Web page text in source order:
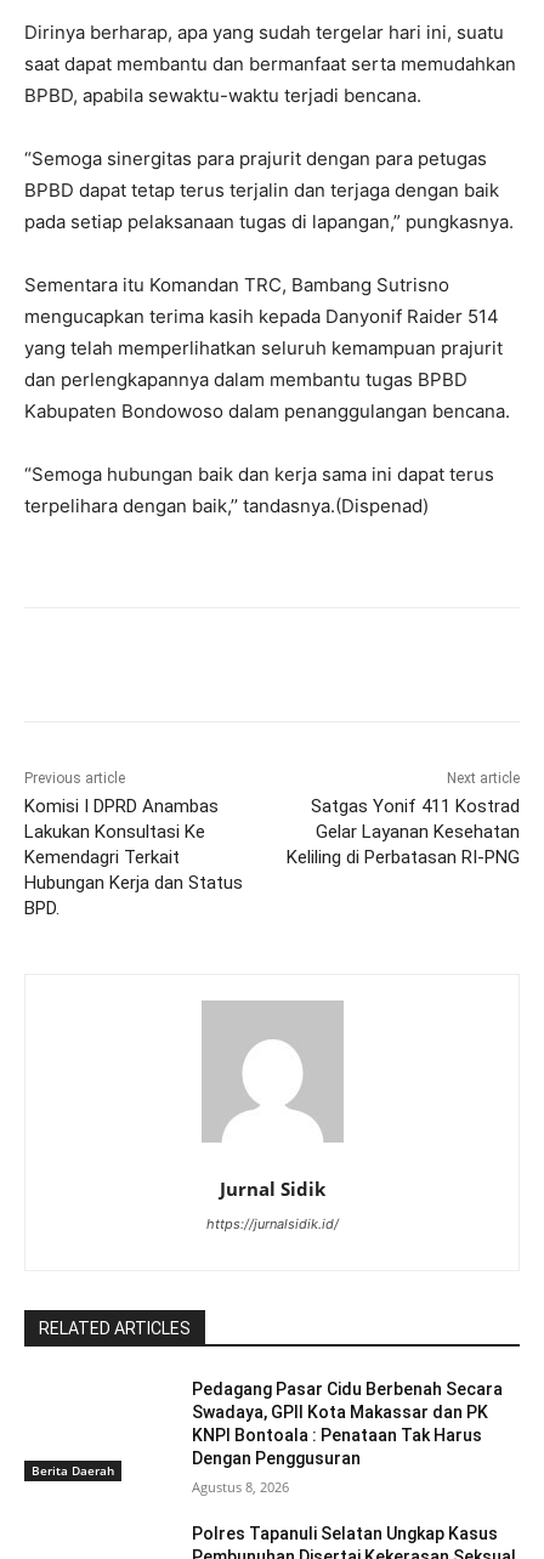
Dirinya berharap, apa yang sudah tergelar hari ini, suatu
saat dapat membantu dan bermanfaat serta memudahkan
BPBD, apabila sewaktu-waktu terjadi bencana.
“Semoga sinergitas para prajurit dengan para petugas
BPBD dapat tetap terus terjalin dan terjaga dengan baik
pada setiap pelaksanaan tugas di lapangan,” pungkasnya.
Sementara itu Komandan TRC, Bambang Sutrisno
mengucapkan terima kasih kepada Danyonif Raider 514
yang telah memperlihatkan seluruh kemampuan prajurit
dan perlengkapannya dalam membantu tugas BPBD
Kabupaten Bondowoso dalam penanggulangan bencana.
“Semoga hubungan baik dan kerja sama ini dapat terus
terpelihara dengan baik,’’ tandasnya.(Dispenad)
Previous article
Komisi I DPRD Anambas
Lakukan Konsultasi Ke
Kemendagri Terkait
Hubungan Kerja dan Status
BPD.
Next article
Satgas Yonif 411 Kostrad
Gelar Layanan Kesehatan
Keliling di Perbatasan RI-PNG
Jurnal Sidik
https://jurnalsidik.id/
RELATED ARTICLES
Berita Daerah
Pedagang Pasar Cidu Berbenah Secara
Swadaya, GPII Kota Makassar dan PK
KNPI Bontoala : Penataan Tak Harus
Dengan Penggusuran
Agustus 8, 2026
Polres Tapanuli Selatan Ungkap Kasus